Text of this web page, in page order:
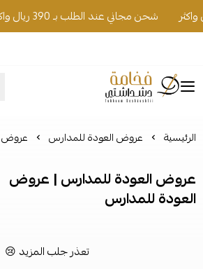
شحن مجاني عند الطلب بـ 390 ريال واكثر
فخامة دشداشتي
الرئيسية عروض العودة للمدارس عروض
عروض العودة للمدارس | عروض
العودة للمدارس
تعذر جلب المزيد 😢